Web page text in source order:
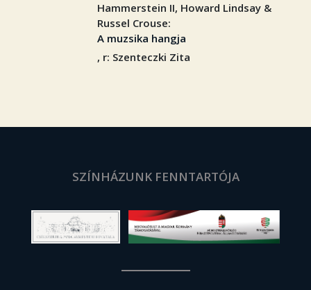
Hammerstein II, Howard Lindsay &
Russel Crouse:
A muzsika hangja
, r: Szenteczki Zita
SZÍNHÁZUNK FENNTARTÓJA